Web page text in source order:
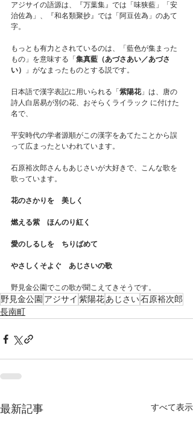
アジサイの語源は、『万葉集』では「味狭藍」「安
治佐為」、『和名類聚抄』では「阿豆佐為」のあて
字。
もっとも有力とされているのは、「藍色が集まった
もの」を意味する「 集真藍（あづさあい／あづさ
い）
」がなまったものとする説です。
日本語で漢字表記に用いられる「 紫陽花」は、唐の
詩人白居易が別の花、おそらくライラック に付けた
名で、
平安時代の学者源順がこの漢字をあてたことから誤
って広まったといわれています。
石原裕次郎さんもあじさいが大好きで、こんな歌を
歌っています。
花のさかりを　美しく
燃える紫　ほんのり紅く
愛のしるしを　ちりばめて
やさしくそよぐ　あじさいの歌
野見金公園でこの歌が聞こえてきそうです。
野見金公園 アジサイ 紫陽花あじさい石原裕次郎
長南町
最新記事 すべて表示